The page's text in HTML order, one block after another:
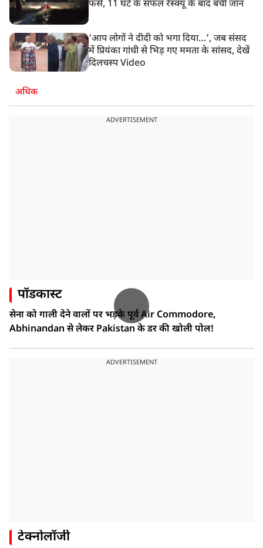
फंसे, 11 घंटे के सफल रेस्क्यू के बाद बची जान
‘आप लोगों ने दीदी को भगा दिया…’, जब संसद
में प्रियंका गांधी से भिड़ गए ममता के सांसद, देखें
दिलचस्प Video
अधिक
ADVERTISEMENT
पॉडकास्ट
सेना को गाली देने वालों पर भड़के पूर्व Air Commodore,
Abhinandan से लेकर Pakistan के डर की खोली पोल!
ADVERTISEMENT
टेक्नोलॉजी